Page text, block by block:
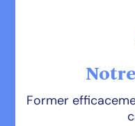
Former